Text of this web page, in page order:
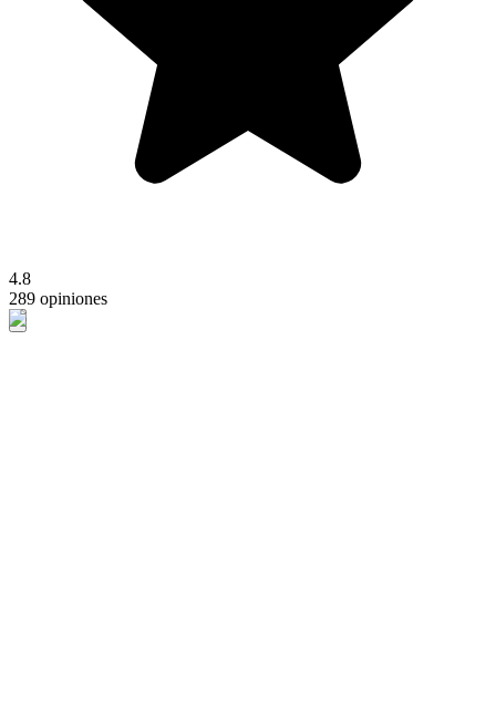
4.8
289 opiniones